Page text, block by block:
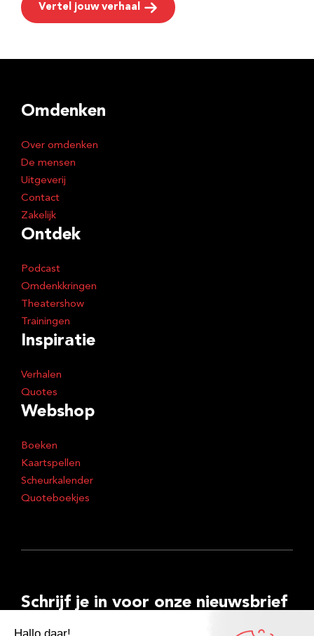
Vertel jouw verhaal
Omdenken
Over omdenken
De mensen
Uitgeverij
Contact
Zakelijk
Ontdek
Podcast
Omdenkkringen
Theatershow
Trainingen
Inspiratie
Verhalen
Quotes
Webshop
Boeken
Kaartspellen
Scheurkalender
Quoteboekjes
Schrijf je in voor onze nieuwsbrief